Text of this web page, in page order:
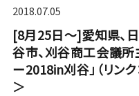
[8月25日～]愛知県、
谷市、刈谷商工会議所
ー2018in刈谷」（リン
＞
2018.07.05
more